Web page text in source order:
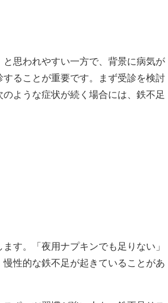
思われやすい一方で、背景に病気が
ることが重要です。まず受診を検討
ような症状が続く場合には、鉄不足
す。「夜用ナプキンでも足りない」
性的な鉄不足が起きていることがあ